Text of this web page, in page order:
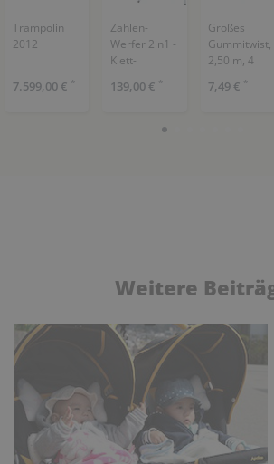
Trampolin
2012
7.599,00 € *
Zahlen-
Werfer 2in1 -
Klett-
inkl. 6
139,00 € *
Großes
Gummitwist,
2,50 m, 4
7,49 € *
Weitere